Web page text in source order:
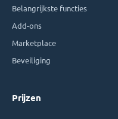
Belangrijkste functies
Add-ons
Marketplace
Beveiliging
Prijzen